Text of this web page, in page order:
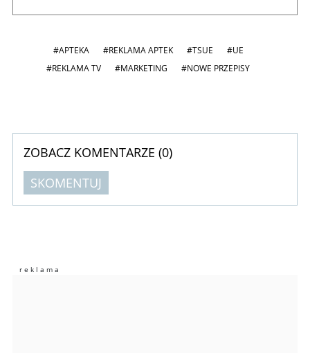
#APTEKA #REKLAMA APTEK #TSUE
#UE
#REKLAMA TV
#MARKETING #NOWE PRZEPISY
ZOBACZ KOMENTARZE (0)
SKOMENTUJ
Imię (Wymagane)